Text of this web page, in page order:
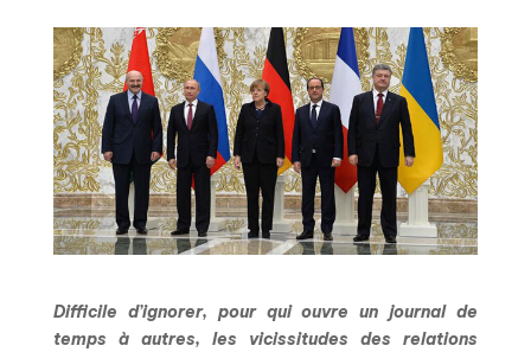
Difficile d’ignorer, pour qui ouvre un journal de
temps à autres, les vicissitudes des relations